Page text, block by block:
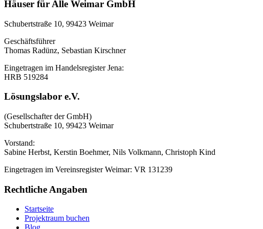
Häuser für Alle Weimar GmbH
Schubertstraße 10, 99423 Weimar
Geschäftsführer
Thomas Radünz, Sebastian Kirschner
Eingetragen im Handelsregister Jena:
HRB 519284
Lösungslabor e.V.
(Gesellschafter der GmbH)
Schubertstraße 10, 99423 Weimar
Vorstand:
Sabine Herbst, Kerstin Boehmer, Nils Volkmann, Christoph Kind
Eingetragen im Vereinsregister Weimar: VR 131239
Rechtliche Angaben
Startseite
Projektraum buchen